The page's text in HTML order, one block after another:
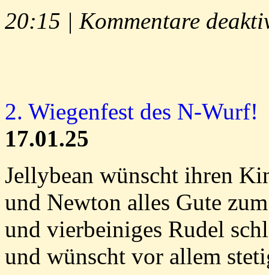
20:15 | Kommentare
2. Wiegenfest des N-Wurf!
17.01.25
Jellybean wünscht ihren
und Newton alles Gute
und vierbeiniges Rudel
und wünscht vor allem